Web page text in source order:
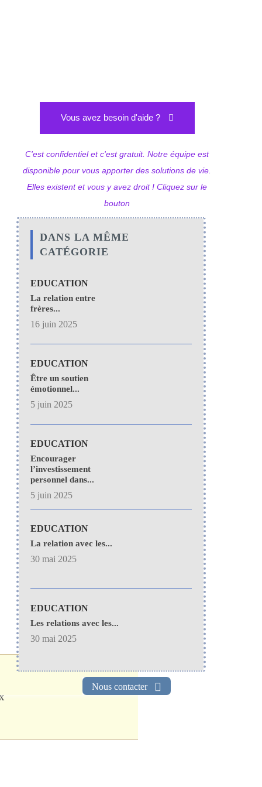
Vous avez besoin d'aide ?
C'est confidentiel et c'est gratuit. Notre équipe est
disponible pour vous apporter des solutions de vie.
Elles existent et vous y avez droit ! Cliquez sur le
bouton
DANS LA MÊME
CATÉGORIE
EDUCATION
La relation entre
frères...
16 juin 2025
EDUCATION
Être un soutien
émotionnel...
5 juin 2025
EDUCATION
Encourager
l’investissement
personnel dans...
5 juin 2025
EDUCATION
La relation avec les...
30 mai 2025
EDUCATION
Les relations avec les...
30 mai 2025
Nous contacter